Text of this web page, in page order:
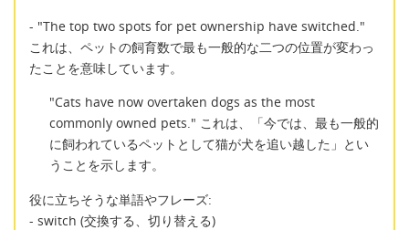
- "The top two spots for pet ownership have switched."
これは、ペットの飼育数で最も一般的な二つの位置が変わっ
たことを意味しています。
"Cats have now overtaken dogs as the most
commonly owned pets." これは、「今では、最も一般的
に飼われているペットとして猫が犬を追い越した」とい
うことを示します。
役に立ちそうな単語やフレーズ:
- switch (交換する、切り替える)